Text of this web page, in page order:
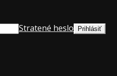
Stratené heslo